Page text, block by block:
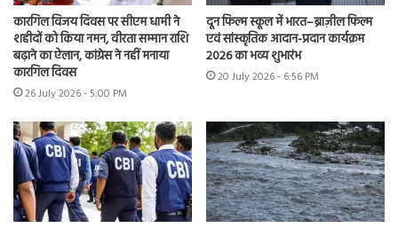
कारगिल विजय दिवस पर सीएम धामी ने
शहीदों को किया नमन, वीरता सम्मान राशि
बढ़ाने का ऐलान, कांग्रेस ने नहीं मनाया
कारगिल दिवस
26 July 2026 - 5:00 PM
दून फिल्म स्कूल में भारत–ब्राज़ील फिल्म
एवं सांस्कृतिक आदान-प्रदान कार्यक्रम
2026 का भव्य शुभारंभ
20 July 2026 - 6:56 PM